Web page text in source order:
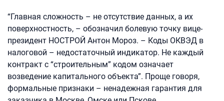
“Главная сложность – не отсутствие данных, а их
поверхностность, – обозначил болевую точку вице-
президент НОСТРОЙ Антон Мороз. – Коды ОКВЭД в
налоговой – недостаточный индикатор. Не каждый
контракт с “строительным” кодом означает
возведение капитального объекта”. Проще говоря,
формальные признаки – ненадежная гарантия для